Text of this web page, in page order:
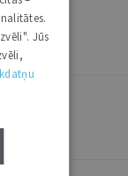
valsts
Jūs